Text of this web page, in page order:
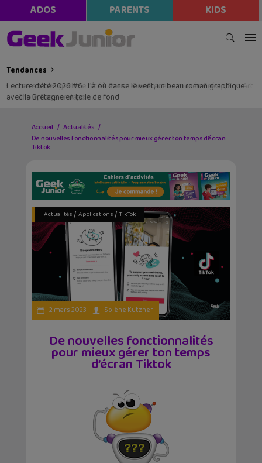
ADOS PARENTS KIDS
Tendances
Lecture d’été 2026 #6 : Là où danse le vent, un beau roman graphique
avec la Bretagne en toile de fond
Accueil
Actualités
De nouvelles fonctionnalités pour mieux gérer ton temps d’écran
Tiktok
Actualités/ Applications/ TikTok
2 mars 2023 Solène Kutzner
De nouvelles fonctionnalités
pour mieux gérer ton temps
d’écran Tiktok
modal-check